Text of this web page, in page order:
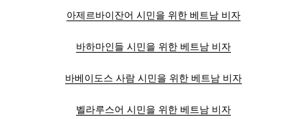
아제르바이잔어 시민을 위한 베트남 비자
바하마인들 시민을 위한 베트남 비자
바베이도스 사람 시민을 위한 베트남 비자
벨라루스어 시민을 위한 베트남 비자